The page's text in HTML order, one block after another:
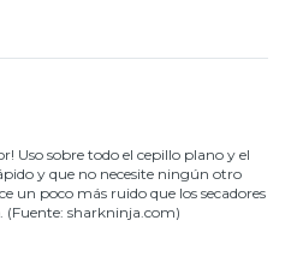
Uso sobre todo el cepillo plano y el
y que no necesite ningún otro
un poco más ruido que los secadores
(Fuente: sharkninja.com)